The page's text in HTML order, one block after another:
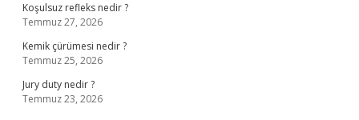
Koşulsuz refleks nedir ?
Temmuz 27, 2026
Kemik çürümesi nedir ?
Temmuz 25, 2026
Jury duty nedir ?
Temmuz 23, 2026